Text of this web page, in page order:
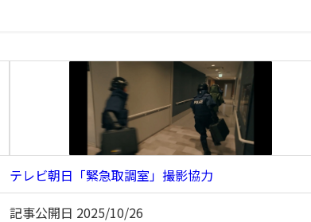
テレビ朝日「緊急取調室」撮影協力
記事公開日 2025/10/26